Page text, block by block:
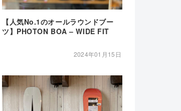
【人気No.1のオールラウンドブー
ツ】PHOTON BOA – WIDE FIT
2024年01月15日